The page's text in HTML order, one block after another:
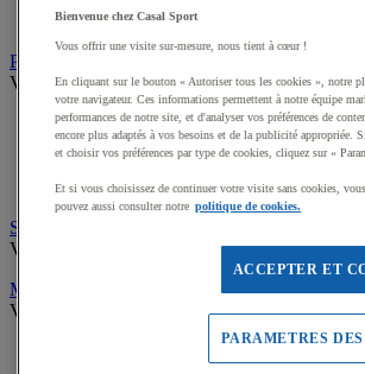
Toboggans
Parcours sportif
Voir tous les produits
Matériel de Street Workout
Matériel pour parcours du combattant
Matériel pour parcours de Ninja
Parcours de Santé
Stations de Fitness et Musculation extérieures
Voir tous les produits
Mobilier urbain
Voir tous les produits
Bienvenue chez Casal Sport
Vous offrir une visite sur-mesure, nous tient à cœur !
En cliquant sur le bouton « Autoriser tous les cookies », notre
votre navigateur. Ces informations permettent à notre équipe
performances de notre site, et d'analyser vos préférences de
encore plus adaptés à vos besoins et de la publicité
et choisir vos préférences par type de cookies, cliquez sur «
Et si vous choisissez de continuer votre visite sans cookies,
pouvez aussi consulter notre politique de cookies.
ACCEPTER ET
PARAMETRES